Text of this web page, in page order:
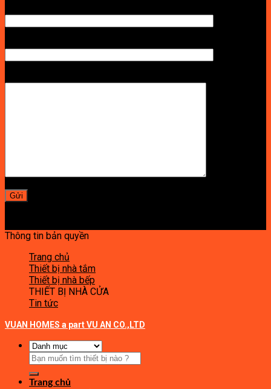
Thông tin bản quyền
Trang chủ
Thiết bị nhà tắm
Thiết bị nhà bếp
THIẾT BỊ NHÀ CỬA
Tin tức
VUAN HOMES a part VU AN CO.,LTD
Tìm
Trang chủ